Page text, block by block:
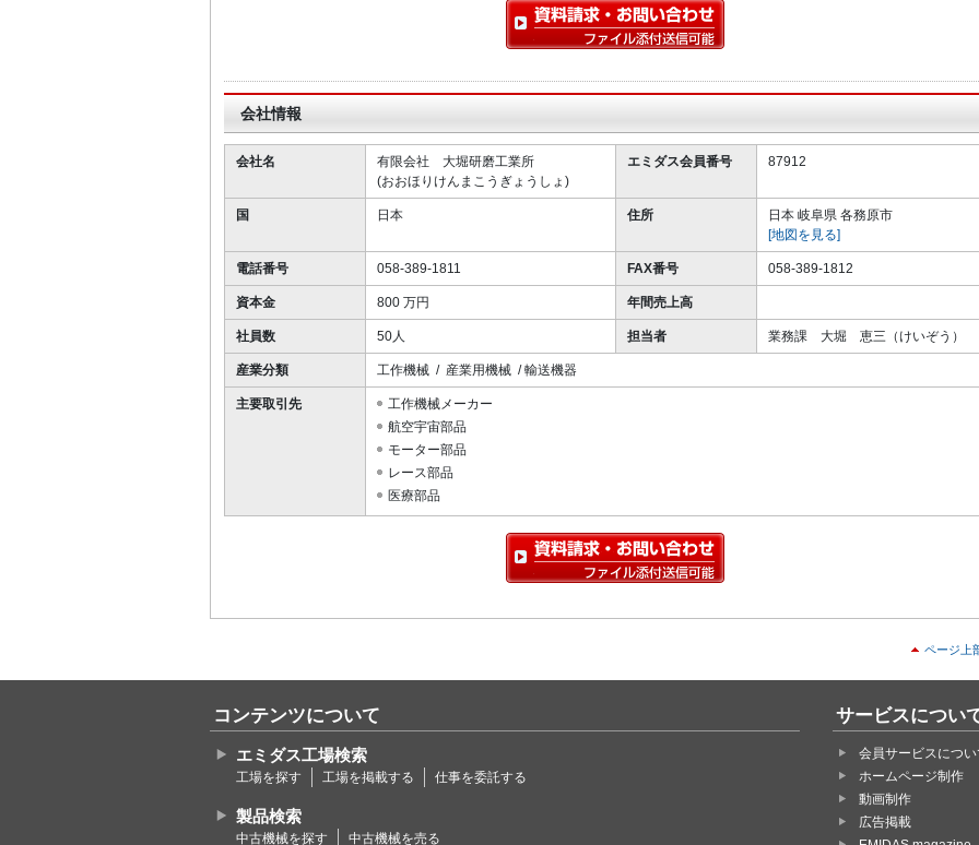
1
o
f
2
0
会社情報
会社名
有限会社 大堀研磨工業所
(おおほりけんまこうぎょうしょ)
エミダス会員番号 87912
国 日本 住所
日本 岐阜県 各務原市
[地図を見る]
電話番号 058-389-1811 FAX番号 058-389-1812
資本金 800 万円 年間売上高
社員数 50人 担当者 業務課 大堀 恵三（けいぞう）
産業分類 工作機械 / 産業用機械 / 輸送機器
主要取引先
工作機械メーカー
航空宇宙部品
モーター部品
レース部品
医療部品
ページ上
コンテンツについて
エミダス工場検索
工場を探す 工場を掲載する 仕事を委託する
製品検索
中古機械を探す 中古機械を売る
サービスについ
会員サービスにつ
ホームページ制作
動画制作
広告掲載